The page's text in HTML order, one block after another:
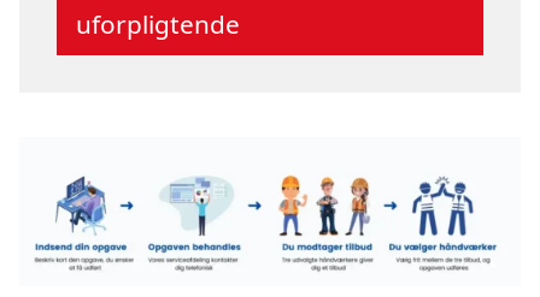
uforpligtende